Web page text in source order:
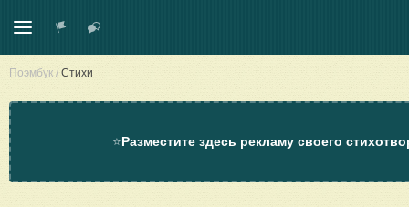
Поэмбук / Стихи
⭐Разместите здесь рекламу своего